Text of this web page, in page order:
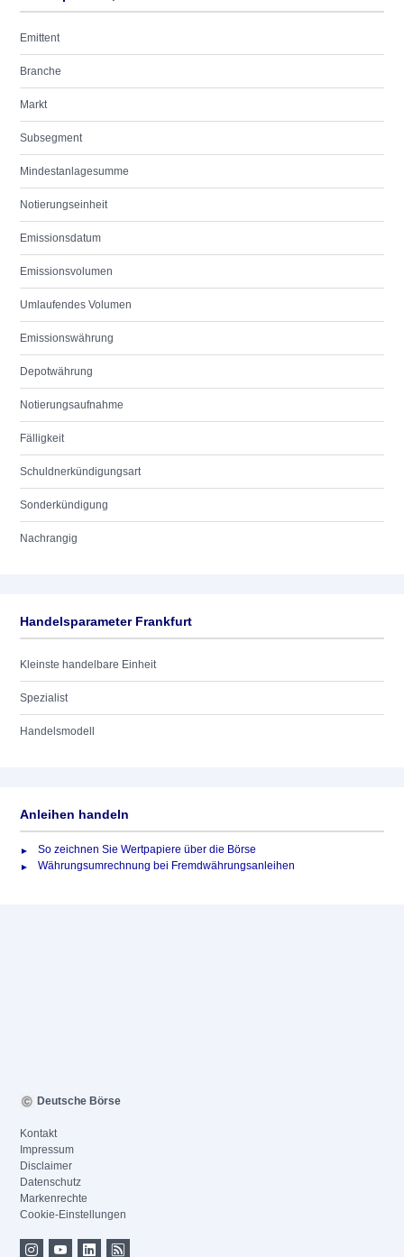
Emittent
Branche
Markt
Subsegment
Mindestanlagesumme
Notierungseinheit
Emissionsdatum
Emissionsvolumen
Umlaufendes Volumen
Emissionswährung
Depotwährung
Notierungsaufnahme
Fälligkeit
Schuldnerkündigungsart
Sonderkündigung
Nachrangig
Handelsparameter Frankfurt
Kleinste handelbare Einheit
Spezialist
Handelsmodell
Anleihen handeln
So zeichnen Sie Wertpapiere über die Börse
Währungsumrechnung bei Fremdwährungsanleihen
Deutsche Börse
Kontakt
Impressum
Disclaimer
Datenschutz
Markenrechte
Cookie-Einstellungen